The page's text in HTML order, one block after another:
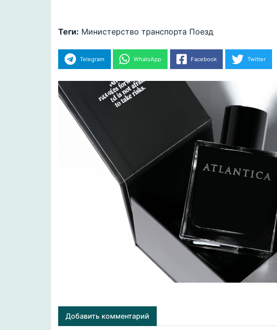
Теги: Министерство транспорта Поезд
Telegram WhatsApp Facebook Twitter
Добавить комментарий